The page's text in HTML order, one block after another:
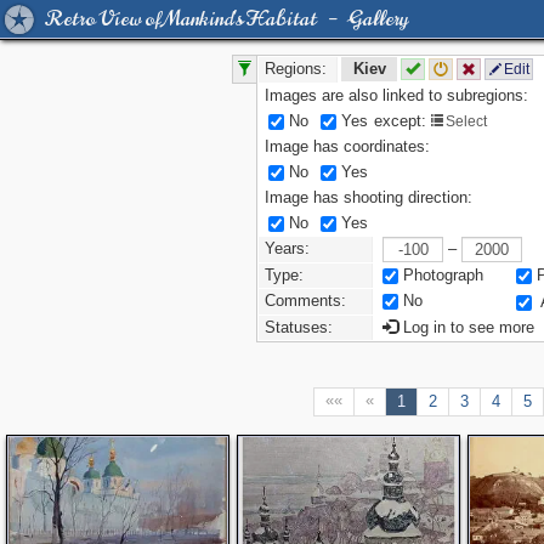
Retro View of Mankind's Habitat – Gallery
Regions: Kiev Edit
Images are also linked to subregions:
No
Yes except: Select
Image has coordinates:
No
Yes
Image has shooting direction:
No
Yes
Years:
–
Type:
Photograph
Comments:
No
Statuses:
Log in to see more
«« « 1 2 3 4 5